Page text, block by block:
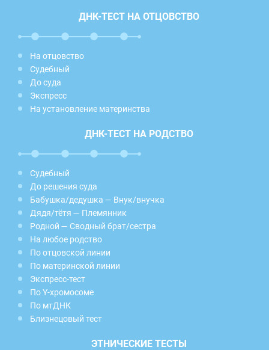
ДНК-ТЕСТ НА ОТЦОВСТВО
На отцовство
Судебный
До суда
Экспресс
На установление материнства
ДНК-ТЕСТ НА РОДСТВО
Судебный
До решения суда
Бабушка/дедушка — Внук/внучка
Дядя/тётя — Племянник
Родной — Сводный брат/сестра
На любое родство
По отцовской линии
По материнской линии
Экспресс-тест
По Y-хромосоме
По мтДНК
Близнецовый тест
ЭТНИЧЕСКИЕ ТЕСТЫ